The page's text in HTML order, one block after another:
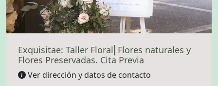
Exquisitae: Taller Floral⎜Flores naturales y
Flores Preservadas. Cita Previa
Ver dirección y datos de contacto